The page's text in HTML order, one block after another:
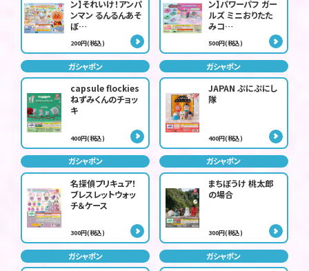
ン】それいけ！アンパ
ンマン るんるんあそ
ぼ…
200円(税込)
ン】パワーパフ ガー
ルズ ミニおりたた
みコ…
500円(税込)
ガシャポン
capsule flockies
ねずみくんのチョッ
キ
400円(税込)
ガシャポン
JAPAN ぷにぷにし
隊
400円(税込)
ガシャポン
名探偵プリキュア！
ブレスレットウォッ
チ＆ケース
300円(税込)
ガシャポン
まちぼうけ 桃太郎
の場合
300円(税込)
ガシャポン ガシャポン